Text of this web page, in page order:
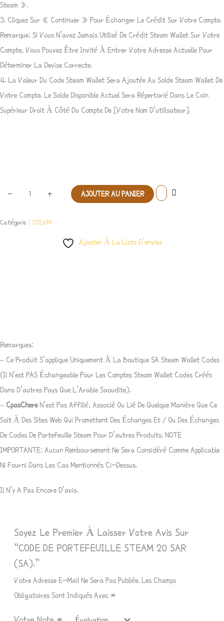
Steam ».
3. Cliquez Sur « Continuer » Pour Échanger Le Crédit Sur Votre Compte.
Remarque: Si Vous N’avez Jamais Utilisé De Crédit Steam Wallet Sur Votre
Compte, Vous Pouvez Être Invité À Entrer Votre Adresse Actuelle Pour
Déterminer La Devise Correcte.
4. La Valeur Du Code Steam Wallet Sera Ajoutée Au Solde Steam Wallet De
Votre Compte. Le Solde Disponible Actuel Sera Répertorié Dans Le Coin
Supérieur Droit À Côté Du Compte De [Votre Nom D’utilisateur].
- + AJOUTER AU PANIER
Catégorie : STEAM
Ajouter À La Liste D’envies
Remarques:
– Ce Produit S’applique Uniquement À La Boutique SA Steam Wallet Codes
(il N’est PAS Échangeable Pour Les Comptes Steam Wallet Codes Créés
Dans D’autres Pays Que L’Arabie Saoudite).
– CpasChereN’est Pas Affilié, Associé Ou Lié De Quelque Manière Que Ce
Soit À Des Sites Web Qui Promettent Des Échanges Et / Ou Des Échanges
De Codes De Portefeuille Steam Pour D’autres Produits. NOTE
IMPORTANTE: Aucun Remboursement Ne Sera Considéré Comme Applicable
Ni Fourni Dans Les Cas Mentionnés Ci-Dessus.
Il N’y A Pas Encore D’avis.
Soyez Le Premier À Laisser Votre Avis Sur
“CODE DE PORTEFEUILLE STEAM 20 SAR
(SA).”
Votre Adresse E-Mail Ne Sera Pas Publiée. Les Champs
Obligatoires Sont Indiqués Avec*